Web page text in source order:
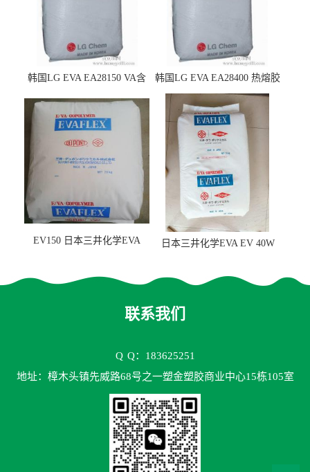
韩国LG EVA EA28150 VA含
韩国LG EVA EA28400 热熔胶
级 VA含量28 熔指400
EV150 日本三井化学EVA
日本三井化学EVA EV 40W
联系我们
Q Q：183625251
地址：樟木头镇先威路68号之一塑金塑胶商业中心15栋105室